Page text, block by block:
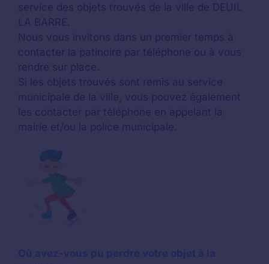
service des objets trouvés de la ville de DEUIL
LA BARRE.
Nous vous invitons dans un premier temps à
contacter la patinoire par téléphone ou à vous
rendre sur place.
Si les objets trouvés sont remis au service
municipale de la ville, vous pouvez également
les contacter par téléphone en appelant la
mairie et/ou la police municipale.